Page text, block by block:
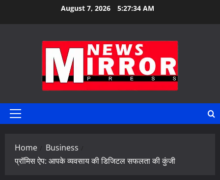
August 7, 2026 5:27:35 AM
Primary
Home
Business
प्रॉमिस ऐप: आपके व्यवसाय की डिजिटल सफलता की कुंजी